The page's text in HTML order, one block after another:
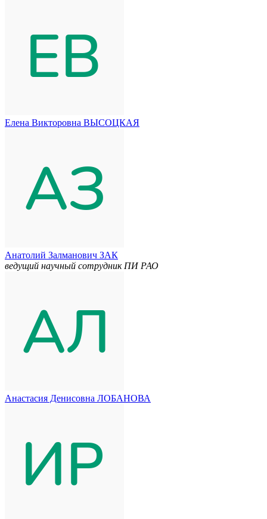
Елена Викторовна ВЫСОЦКАЯ
Анатолий Залманович ЗАК
ведущий научный сотрудник ПИ РАО
Анастасия Денисовна ЛОБАНОВА